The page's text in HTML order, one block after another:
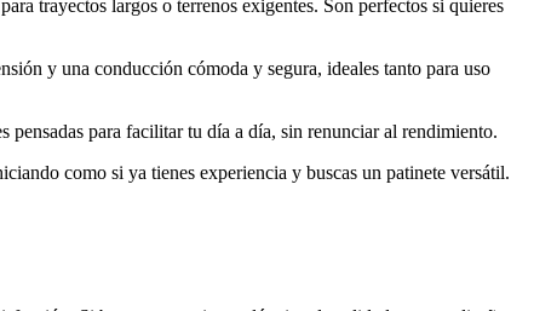
trayectos largos o terrenos exigentes. Son perfectos si quieres
y una conducción cómoda y segura, ideales tanto para uso
para facilitar tu día a día, sin renunciar al rendimiento.
como si ya tienes experiencia y buscas un patinete versátil.